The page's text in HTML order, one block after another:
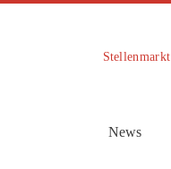
Stellenmarkt
News